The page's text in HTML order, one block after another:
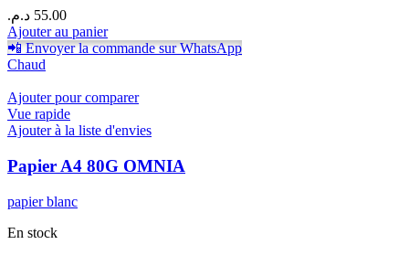
55.00 د.م.
Ajouter au panier
📲 Envoyer la commande sur WhatsApp
Chaud
Ajouter pour comparer
Vue rapide
Ajouter à la liste d'envies
Papier A4 80G OMNIA
papier blanc
En stock